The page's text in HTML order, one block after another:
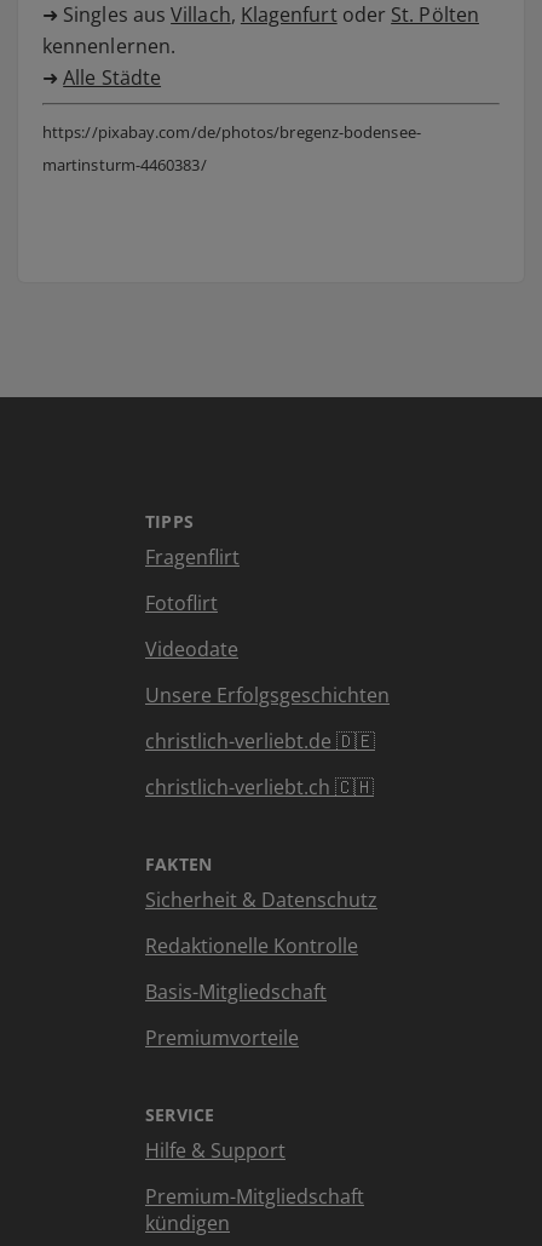
➜ Singles ausVillach, Klagenfurtoder St. Pölten
kennenlernen.
➜Alle Städte
https://pixabay.com/de/photos/bregenz-bodensee-
martinsturm-4460383/
TIPPS
Fragenflirt
Fotoflirt
Videodate
Unsere Erfolgsgeschichten
christlich-verliebt.de 🇩🇪
christlich-verliebt.ch 🇨🇭
FAKTEN
Sicherheit & Datenschutz
Redaktionelle Kontrolle
Basis-Mitgliedschaft
Premiumvorteile
SERVICE
Hilfe & Support
Premium-Mitgliedschaft
kündigen